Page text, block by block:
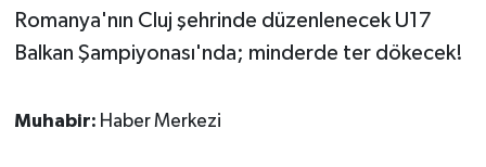
Romanya'nın Cluj şehrinde düzenlenecek U17
Balkan Şampiyonası'nda; minderde ter dökecek!
Muhabir: Haber Merkezi